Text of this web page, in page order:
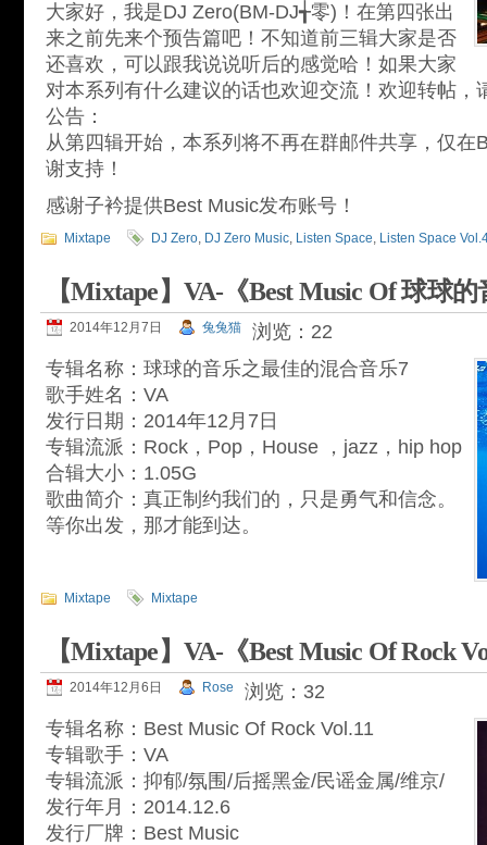
大家好，我是DJ Zero(BM-DJ╅零)！在第四张出
来之前先来个预告篇吧！不知道前三辑大家是否
还喜欢，可以跟我说说听后的感觉哈！如果大家
对本系列有什么建议的话也欢迎交流！欢迎转帖，
公告：
从第四辑开始，本系列将不再在群邮件共享，仅在
谢支持！
感谢子衿提供Best Music发布账号！
Mixtape DJ Zero, DJ Zero Music, Listen Space, Listen Space
【Mixtape】VA-《Best Music Of 球球的
2014年12月7日 兔兔猫
浏览：22
专辑名称：球球的音乐之最佳的混合音乐7
歌手姓名：VA
发行日期：2014年12月7日
专辑流派：Rock，Pop，House ，jazz，hip hop
合辑大小：1.05G
歌曲简介：真正制约我们的，只是勇气和信念。
等你出发，那才能到达。
Mixtape Mixtape
【Mixtape】VA-《Best Music Of Rock
2014年12月6日 Rose
浏览：32
专辑名称：Best Music Of Rock Vol.11
专辑歌手：VA
专辑流派：抑郁/氛围/后摇黑金/民谣金属/维京/
发行年月：2014.12.6
发行厂牌：Best Music